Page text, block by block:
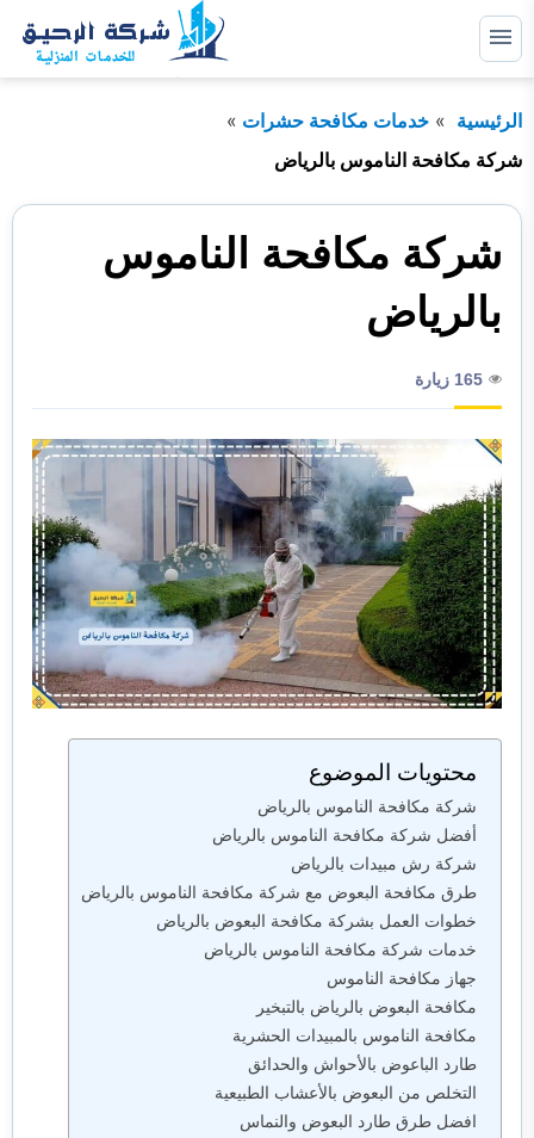
التجاوز
إلى القائمة
عن:
ابحث
خدمات عزل
خدمات مكافحة حشرات
الرئيسية
خدمات مكافحة حشرات
شركة مكافحة الناموس بالرياض
شركة مكافحة الناموس
بالرياض
165 زيارة
محتويات الموضوع
شركة مكافحة الناموس بالرياض
أفضل شركة مكافحة الناموس بالرياض
شركة رش مبيدات بالرياض
طرق مكافحة البعوض مع شركة مكافحة الناموس بالرياض
خطوات العمل بشركة مكافحة البعوض بالرياض
خدمات شركة مكافحة الناموس بالرياض
جهاز مكافحة الناموس
مكافحة البعوض بالرياض بالتبخير
مكافحة الناموس بالمبيدات الحشرية
طارد الباعوض بالأحواش والحدائق
التخلص من البعوض بالأعشاب الطبيعية
افضل طرق طارد البعوض والنماس